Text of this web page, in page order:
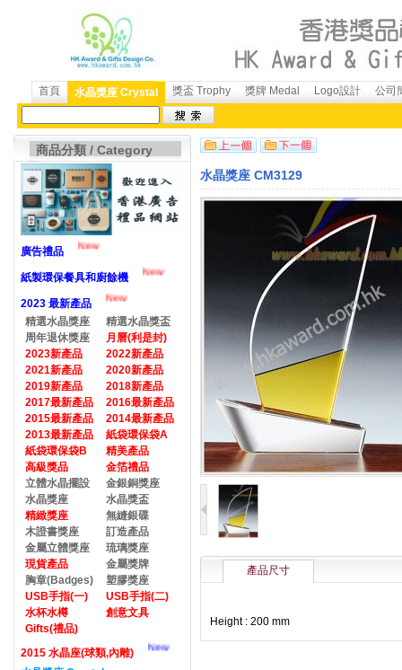
首頁 水晶獎座 Crystal 獎盃 Trophy 獎牌 Medal Logo設計 公司
商品分類 / Category
廣告禮品 New
紙製環保餐具和廚餘機 New
2023 最新產品
New
精選水晶獎座
精選水晶獎盃
周年退休獎座
月曆(利是封)
2023新產品
2022新產品
2021新產品
2020新產品
2019新產品
2018新產品
2017最新產品
2016最新產品
2015最新產品
2014最新產品
2013最新產品
紙袋環保袋A
紙袋環保袋B
精美產品
高級獎品
金箔禮品
立體水晶擺設
金銀銅獎座
水晶獎座
水晶獎盃
精緻獎座
無縫銀碟
木證書獎座
訂造產品
金屬立體獎座
琉璃獎座
現貨產品
金屬獎牌
胸章(Badges)
塑膠獎座
USB手指(一)
USB手指(二)
水杯水樽
創意文具
Gifts(禮品)
2015 水晶座(球類,內雕)
New
水晶獎座 CM3129
產品尺寸
Height : 200 mm